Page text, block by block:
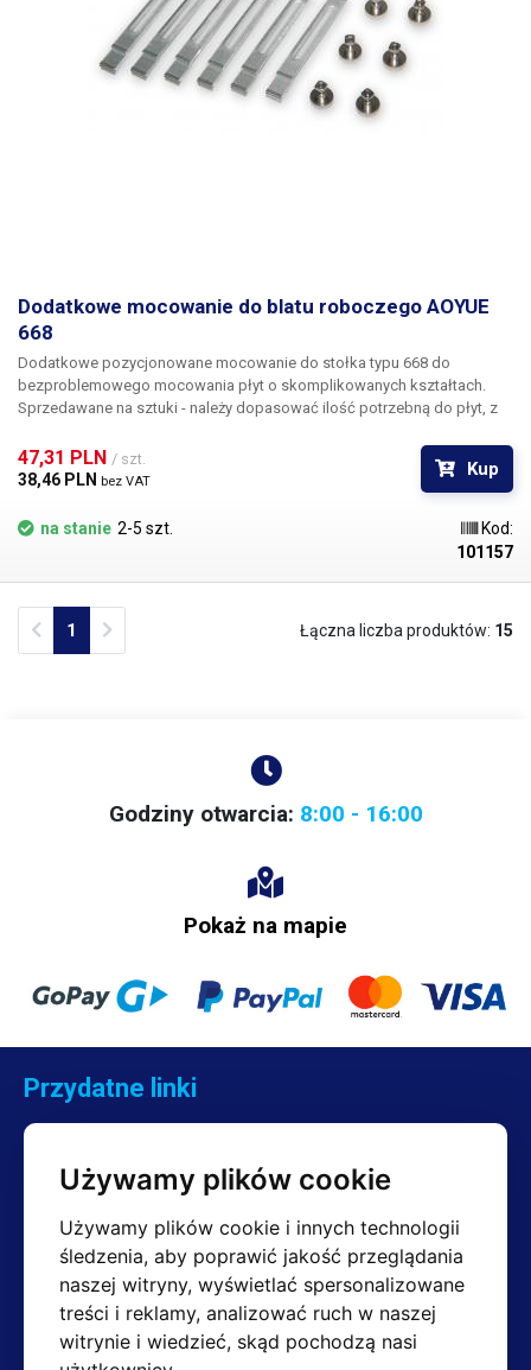
Używamy plików cookie
Używamy plików cookie i innych technologii
śledzenia, aby poprawić jakość przeglądania
naszej witryny, wyświetlać spersonalizowane
treści i reklamy, analizować ruch w naszej
witrynie i wiedzieć, skąd pochodzą nasi
Dodatkowe mocowanie do blatu roboczego AOYUE
668
Dodatkowe pozycjonowane mocowanie do stołka typu 668 do
bezproblemowego mocowania płyt o skomplikowanych kształtach.
Sprzedawane na sztuki - należy dopasować ilość potrzebną do płyt, z
47,31 PLN / szt.
38,46 PLN bez VAT
Kup
na stanie 2-5 szt.
Kod:
101157
Previous
1 Łączna liczba produktów: 15
Godziny otwarcia: 8:00 - 16:00
Pokaż na mapie
Przydatne linki
Kontakt
Reklamacje
Regulamin
Zwroty
Kontakt